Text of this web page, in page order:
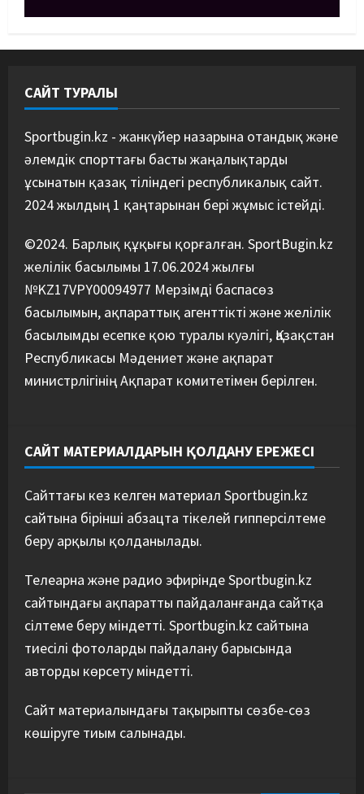
ашты
5
Төрехан Сабырханның
болашағына алаңдады
САЙТ ТУРАЛЫ
Sportbugin.kz - жанкүйер назарына отандық және
әлемдік спорттағы басты жаңалықтарды
ұсынатын қазақ тіліндегі республикалық сайт.
2024 жылдың 1 қаңтарынан бері жұмыс істейді.
©2024. Барлық құқығы қорғалған. SportBugin.kz
желілік басылымы 17.06.2024 жылғы
№KZ17VPY00094977 Мерзімді баспасөз
басылымын, ақпараттық агенттікті және желілік
басылымды есепке қою туралы куәлігі, Қазақстан
Республикасы Мәдениет және ақпарат
министрлігінің Ақпарат комитетімен берілген.
САЙТ МАТЕРИАЛДАРЫН ҚОЛДАНУ ЕРЕЖЕСІ
Сайттағы кез келген материал Sportbugin.kz
сайтына бірінші абзацта тікелей гипперсілтеме
беру арқылы қолданылады.
Телеарна және радио эфирінде Sportbugin.kz
сайтындағы ақпаратты пайдаланғанда сайтқа
сілтеме беру міндетті. Sportbugin.kz сайтына
тиесілі фотоларды пайдалану барысында
авторды көрсету міндетті.
Сайт материалындағы тақырыпты сөзбе-сөз
көшіруге тиым салынады.